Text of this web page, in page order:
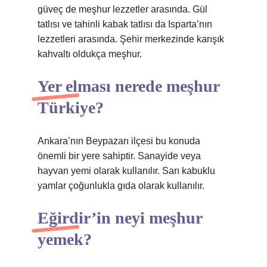
güveç de meşhur lezzetler arasında. Gül
tatlısı ve tahinli kabak tatlısı da Isparta’nın
lezzetleri arasında. Şehir merkezinde karışık
kahvaltı oldukça meşhur.
Yer elması nerede meşhur
Türkiye?
Ankara’nın Beypazarı ilçesi bu konuda
önemli bir yere sahiptir. Sanayide veya
hayvan yemi olarak kullanılır. Sarı kabuklu
yamlar çoğunlukla gıda olarak kullanılır.
Eğirdir’in neyi meşhur
yemek?